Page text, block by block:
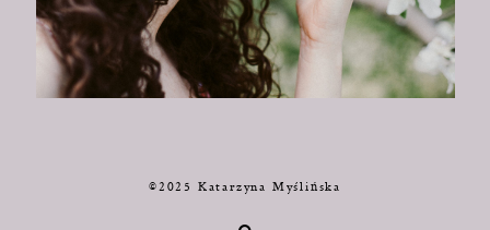
©2025 Katarzyna Myślińska